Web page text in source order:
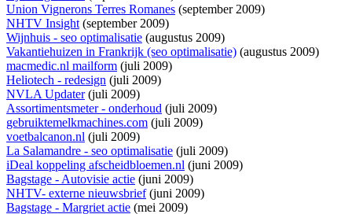
Union Vignerons Terres Romanes (september 2009)
NHTV Insight(september 2009)
Wijnhuis - seo optimalisatie (augustus 2009)
Vakantiehuizen in Frankrijk (seo optimalisatie) (augustus 2009)
macmedic.nl mailform (juli 2009)
Heliotech - redesign (juli 2009)
NVLA Updater(juli 2009)
Assortimentsmeter - onderhoud (juli 2009)
gebruiktemelkmachines.com (juli 2009)
voetbalcanon.nl (juli 2009)
La Salamandre - seo optimalisatie (juli 2009)
iDeal koppeling afscheidbloemen.nl (juni 2009)
Bagstage - Autovisie actie (juni 2009)
NHTV- externe nieuwsbrief(juni 2009)
Bagstage - Margriet actie (mei 2009)